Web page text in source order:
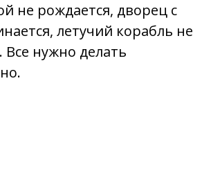
не рождается, дворец с
летучий корабль не
Все нужно делать